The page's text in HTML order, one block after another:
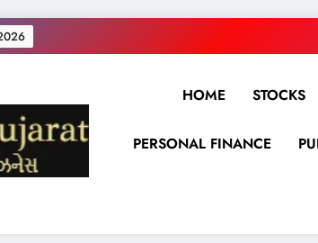
HOME STOCKS
PERSONAL FINANCE